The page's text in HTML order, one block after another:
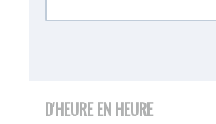
D'HEURE EN HEURE